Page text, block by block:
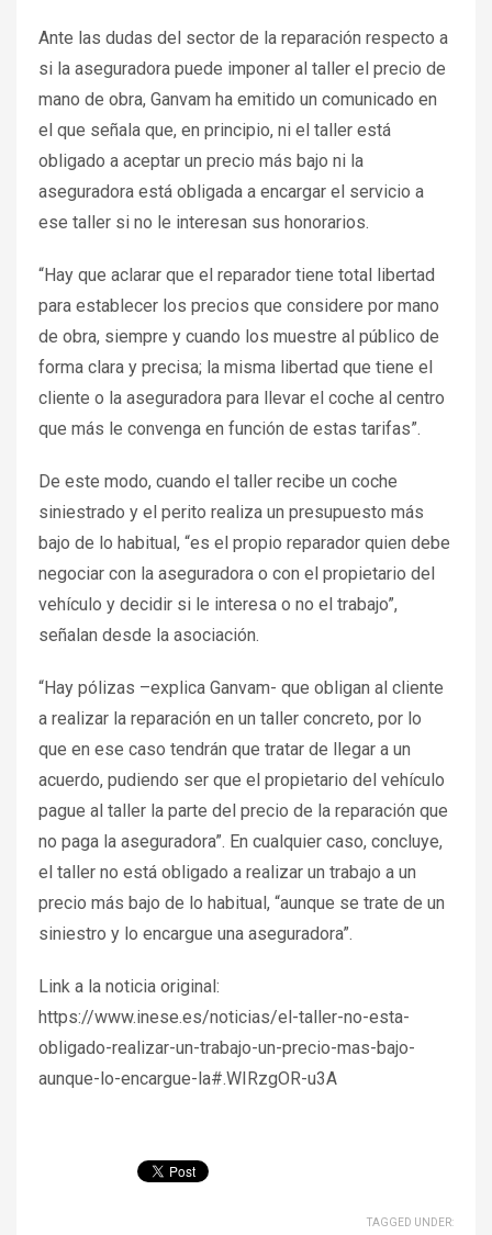
Ante las dudas del sector de la reparación respecto a
si la aseguradora puede imponer al taller el precio de
mano de obra, Ganvam ha emitido un comunicado en
el que señala que, en principio, ni el taller está
obligado a aceptar un precio más bajo ni la
aseguradora está obligada a encargar el servicio a
ese taller si no le interesan sus honorarios.
“Hay que aclarar que el reparador tiene total libertad
para establecer los precios que considere por mano
de obra, siempre y cuando los muestre al público de
forma clara y precisa; la misma libertad que tiene el
cliente o la aseguradora para llevar el coche al centro
que más le convenga en función de estas tarifas”.
De este modo, cuando el taller recibe un coche
siniestrado y el perito realiza un presupuesto más
bajo de lo habitual, “es el propio reparador quien debe
negociar con la aseguradora o con el propietario del
vehículo y decidir si le interesa o no el trabajo”,
señalan desde la asociación.
“Hay pólizas –explica Ganvam- que obligan al cliente
a realizar la reparación en un taller concreto, por lo
que en ese caso tendrán que tratar de llegar a un
acuerdo, pudiendo ser que el propietario del vehículo
pague al taller la parte del precio de la reparación que
no paga la aseguradora”. En cualquier caso, concluye,
el taller no está obligado a realizar un trabajo a un
precio más bajo de lo habitual, “aunque se trate de un
siniestro y lo encargue una aseguradora”.
Link a la noticia original:
https://www.inese.es/noticias/el-taller-no-esta-
obligado-realizar-un-trabajo-un-precio-mas-bajo-
aunque-lo-encargue-la#.WIRzgOR-u3A
TAGGED UNDER: